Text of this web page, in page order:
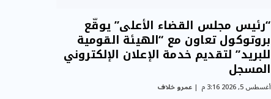
“رئيس مجلس القضاء الأعلى” يوقّع
بروتوكول تعاون مع “الهيئة القومية
للبريد” لتقديم خدمة الإعلان الإلكتروني
المسجل
أغسطس 5, 2026 3:16 م عمرو خلاف